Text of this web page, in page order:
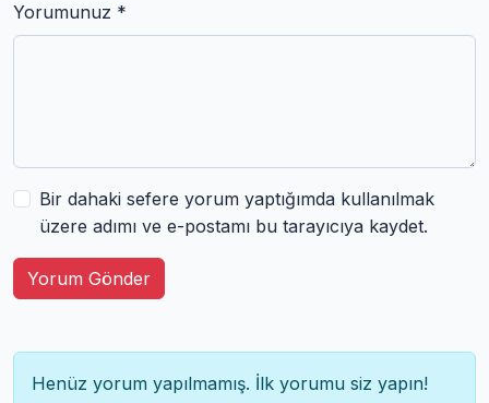
Yorumunuz *
Bir dahaki sefere yorum yaptığımda kullanılmak
üzere adımı ve e-postamı bu tarayıcıya kaydet.
Yorum Gönder
Henüz yorum yapılmamış. İlk yorumu siz yapın!